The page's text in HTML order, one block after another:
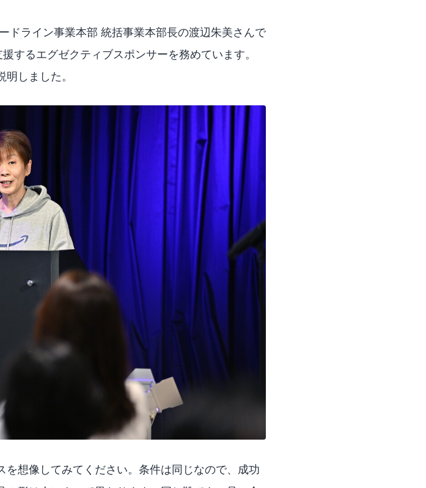
ドライン事業本部 統括事業本部長の渡辺朱美さんで
するエグゼクティブスポンサーを務めています。
しました。
を想像してみてください。条件は同じなので、成功